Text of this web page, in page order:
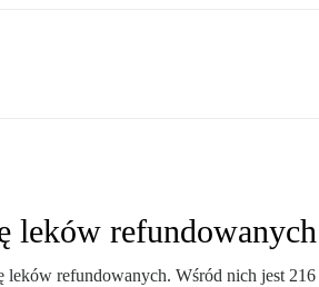
leków refundowanych
refundowanych. Wśród nich jest